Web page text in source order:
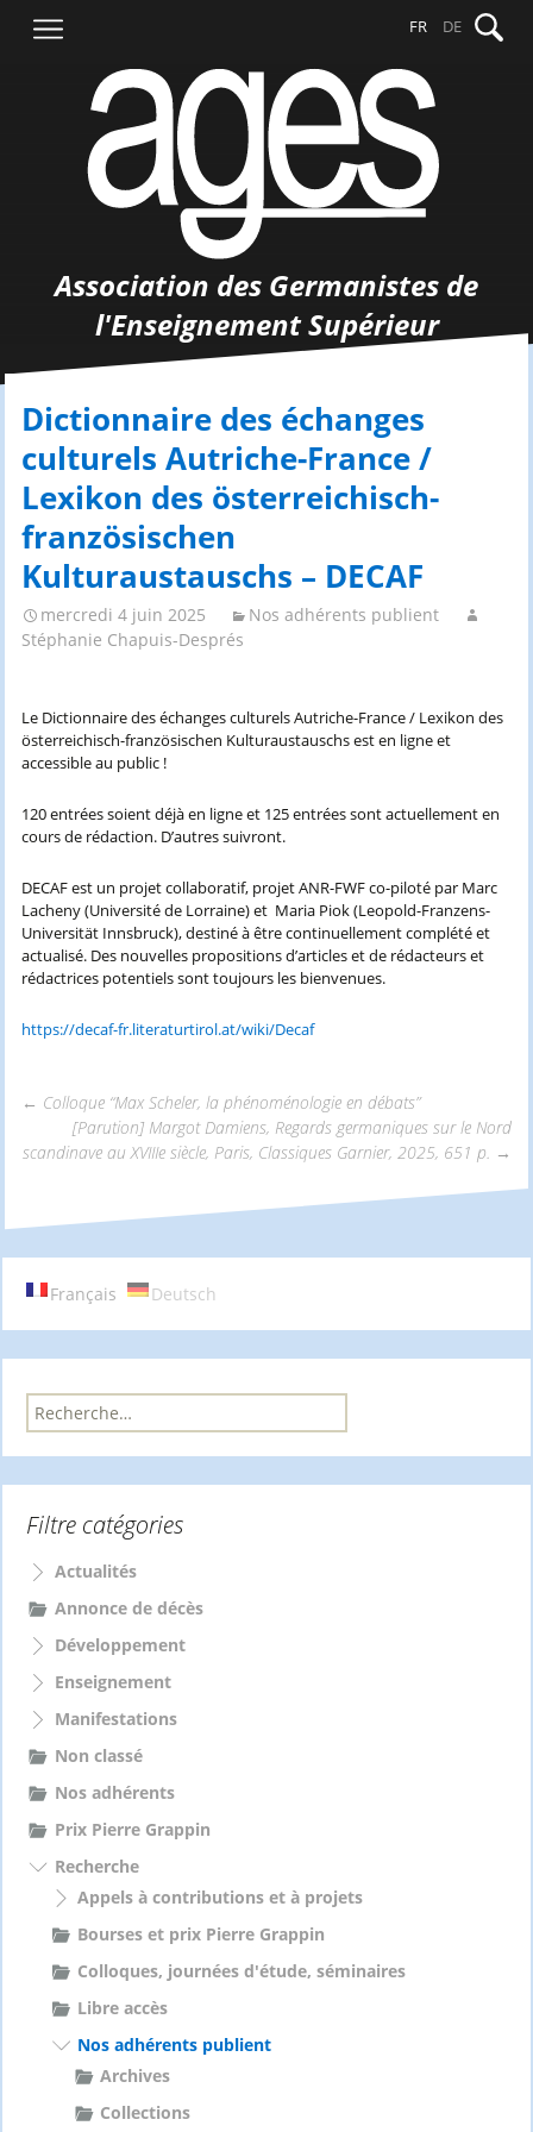
contenu
FR DE
Association des Germanistes de
l'Enseignement Supérieur
Dictionnaire des échanges
culturels Autriche-France /
Lexikon des österreichisch-
französischen
Kulturaustauschs – DECAF
mercredi 4 juin 2025
Nos adhérents publient
Stéphanie Chapuis-Després
Le Dictionnaire des échanges culturels Autriche-France / Lexikon des
österreichisch-französischen Kulturaustauschs est en ligne et
accessible au public !
120 entrées soient déjà en ligne et 125 entrées sont actuellement en
cours de rédaction. D’autres suivront.
DECAF est un projet collaboratif, projet ANR-FWF co-piloté par Marc
Lacheny (Université de Lorraine) et Maria Piok (Leopold-Franzens-
Universität Innsbruck), destiné à être continuellement complété et
actualisé. Des nouvelles propositions d’articles et de rédacteurs et
rédactrices potentiels sont toujours les bienvenues.
https://decaf-fr.literaturtirol.at/wiki/Decaf
Navigation
des
articles
← Colloque “Max Scheler, la phénoménologie en débats”
[Parution] Margot Damiens, Regards germaniques sur le Nord
scandinave au XVIIIe siècle, Paris, Classiques Garnier, 2025, 651 p. →
Français Deutsch
R
e
r
h
r
Filtre catégories
Actualités
Annonce de décès
Développement
Enseignement
Manifestations
Non classé
Nos adhérents
Prix Pierre Grappin
Recherche
Appels à contributions et à projets
Bourses et prix Pierre Grappin
Colloques, journées d'étude, séminaires
Libre accès
Nos adhérents publient
Archives
Collections